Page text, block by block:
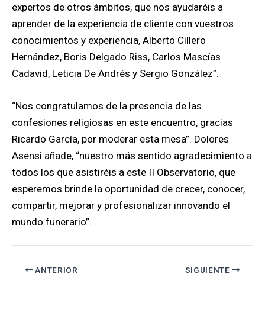
expertos de otros ámbitos, que nos ayudaréis a
aprender de la experiencia de cliente con vuestros
conocimientos y experiencia, Alberto Cillero
Hernández, Boris Delgado Riss, Carlos Mascías
Cadavid, Leticia De Andrés y Sergio González”.
“Nos congratulamos de la presencia de las
confesiones religiosas en este encuentro, gracias
Ricardo García, por moderar esta mesa”. Dolores
Asensi añade, “nuestro más sentido agradecimiento a
todos los que asistiréis a este II Observatorio, que
esperemos brinde la oportunidad de crecer, conocer,
compartir, mejorar y profesionalizar innovando el
mundo funerario”.
ANTERIOR SIGUIENTE